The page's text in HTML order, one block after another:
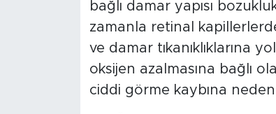
bağlı damar yapısı
zamanla retinal
ve damar tıkanıklıklarına
oksijen azalmasına bağlı
ciddi görme kaybına